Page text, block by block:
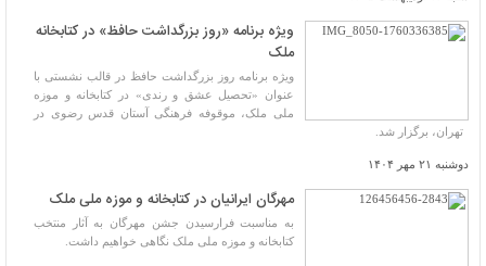
ویژه برنامه «روز بزرگداشت حافظ» در کتابخانه
ملک
ویژه برنامه روز بزرگداشت حافظ در قالب نشستی با
عنوان «تحصیل عشق و رندی» در کتابخانه و موزه
ملی ملک، موقوفه فرهنگی آستان قدس رضوی در
تهران، برگزار شد.
دوشنبه ۲۱ مهر ۱۴۰۴
مهرگان ایرانیان در کتابخانه و موزه ملی ملک
به مناسبت فرارسیدن جشن مهرگان به آثار منتخب
کتابخانه و موزه ملی ملک نگاهی خواهیم داشت.